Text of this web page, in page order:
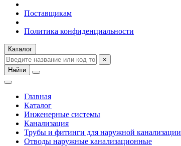
Поставщикам
Политика конфиденциальности
Каталог
×
Найти
Главная
Каталог
Инженерные системы
Канализация
Трубы и фитинги для наружной канализации
Отводы наружные канализационные